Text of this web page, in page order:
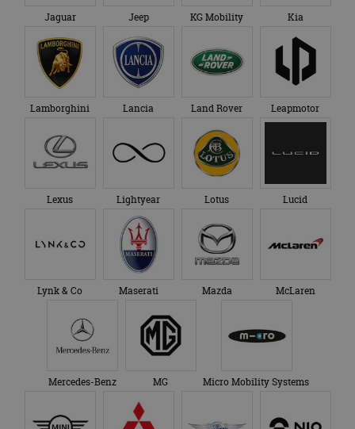
Jaguar Jeep KG Mobility Kia
Lamborghini Lancia Land Rover Leapmotor
Lexus Lightyear Lotus Lucid
Lynk & Co Maserati Mazda McLaren
Mercedes-Benz MG Micro Mobility Systems